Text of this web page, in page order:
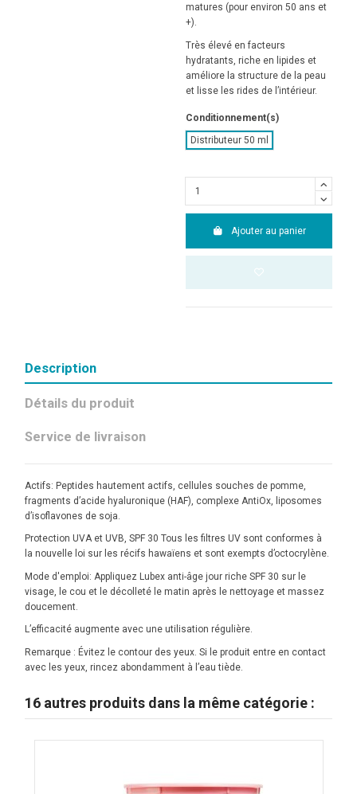
matures (pour environ 50 ans et
+).
Très élevé en facteurs
hydratants, riche en lipides et
améliore la structure de la peau
et lisse les rides de l’intérieur.
Conditionnement(s)
Distributeur 50 ml
Ajouter au panier
Description
Détails du produit
Service de livraison
Actifs: Peptides hautement actifs, cellules souches de pomme,
fragments d’acide hyaluronique (HAF), complexe AntiOx, liposomes
d’isoflavones de soja.
Protection UVA et UVB, SPF 30 Tous les filtres UV sont conformes à
la nouvelle loi sur les récifs hawaïens et sont exempts d’octocrylène.
Mode d'emploi: Appliquez Lubex anti-âge jour riche SPF 30 sur le
visage, le cou et le décolleté le matin après le nettoyage et massez
doucement.
L’efficacité augmente avec une utilisation régulière.
Remarque : Évitez le contour des yeux. Si le produit entre en contact
avec les yeux, rincez abondamment à l’eau tiède.
16 autres produits dans la même catégorie :